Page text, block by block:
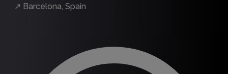
↗ Barcelona, Spain